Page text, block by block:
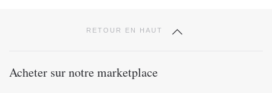
RETOUR EN HAUT
Acheter sur notre marketplace